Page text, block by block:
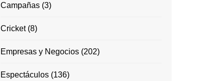
Campañas (3)
Cricket(8)
Empresas y Negocios (202)
Espectáculos (136)